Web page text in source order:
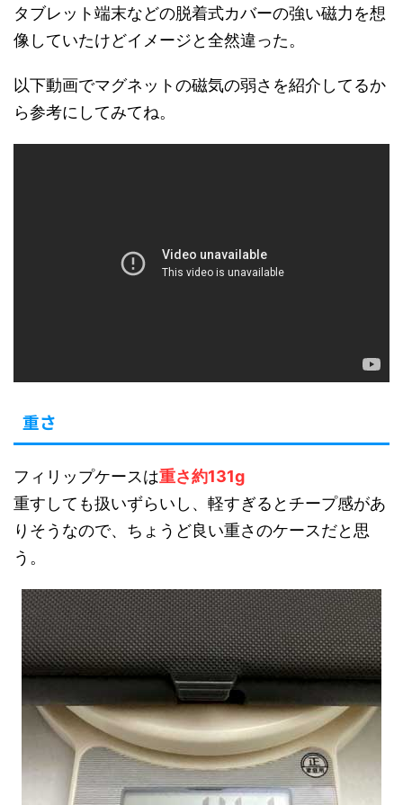
タブレット端末などの脱着式カバーの強い磁力を想
像していたけどイメージと全然違った。
以下動画でマグネットの磁気の弱さを紹介してるか
ら参考にしてみてね。
重さ
フィリップケースは重さ約131g
重すしても扱いずらいし、軽すぎるとチープ感があ
りそうなので、ちょうど良い重さのケースだと思
う。